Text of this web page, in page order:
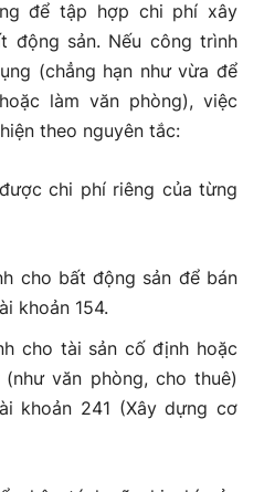
để tập hợp chi phí xây
động sản. Nếu công trình
(chẳng hạn như vừa để
làm văn phòng), việc
theo nguyên tắc:
chi phí riêng của từng
cho bất động sản để bán
khoản 154.
cho tài sản cố định hoặc
văn phòng, cho thuê)
khoản 241 (Xây dựng cơ